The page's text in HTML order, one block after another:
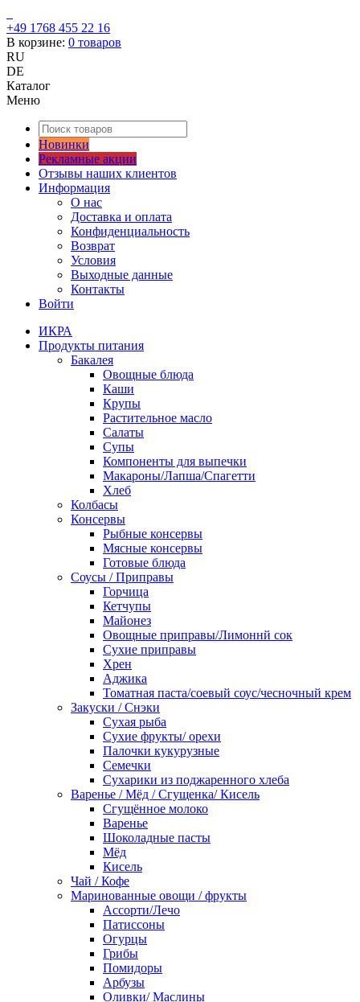
+49 1768 455 22 16
В корзине: 0 товаров
RU
DE
Каталог
Меню
Новинки
Рекламные акции
Отзывы наших клиентов
Информация
О нас
Доставка и оплата
Конфиденциальность
Возврат
Условия
Выходные данные
Контакты
Войти
ИКРА
Продукты питания
Бакалея
Овощные блюда
Каши
Крупы
Растительное масло
Салаты
Супы
Компоненты для выпечки
Макароны/Лапша/Спагетти
Хлеб
Колбасы
Консервы
Рыбные консервы
Мясные консервы
Готовые блюда
Соусы / Приправы
Горчица
Кетчупы
Майонез
Овощные приправы/Лимоннй сок
Сухие приправы
Хрен
Аджика
Томатная паста/соевый соус/чесночный крем
Закуски / Снэки
Сухая рыба
Сухие фрукты/ орехи
Палочки кукурузные
Семечки
Сухарики из поджаренного хлеба
Варенье / Мёд / Сгущенка/ Кисель
Сгущённое молоко
Варенье
Шоколадные пасты
Мёд
Кисель
Чай / Кофе
Маринованные овощи / фрукты
Ассорти/Лечо
Патиссоны
Огурцы
Грибы
Помидоры
Арбузы
Оливки/ Маслины